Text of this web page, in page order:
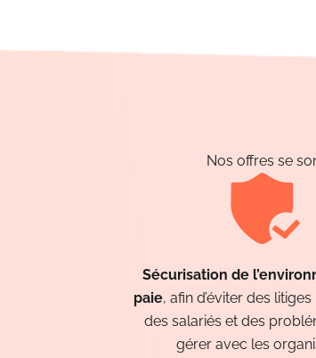
Nos offres se
Sécurisation de
paie, afin d’éviter des
des salariés et des
gérer avec les